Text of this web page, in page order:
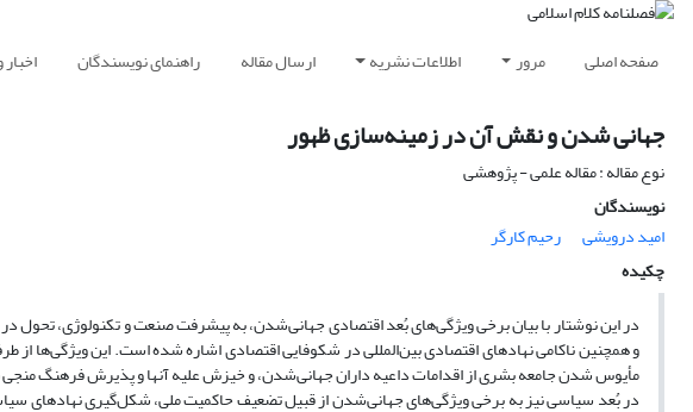
صفحه اصلی مرور اطلاعات نشریه ارسال مقاله راهنمای نویسندگان
جهانی شدن و نقش آن در زمینه‌سازی ظهور
نوع مقاله : مقاله علمی - پژوهشی
نویسندگان
امید درویشی
رحیم کارگر
چکیده
در این نوشتار با بیان برخی ویژگی‌های بُعد اقتصادی جهانی‌شدن، به پیشرفت صنعت و تکنولوژی،
و هم‏چنین ناکامی نهادهای اقتصادی بین‌المللی در شکوفایی اقتصادی اشاره شده است. این ویژگی‌ها
مأیوس شدن جامعه بشری از اقدامات داعیه داران جهانی‌شدن، و خیزش علیه آنها و پذیرش فرهنگ
در بُعد سیاسی نیز به برخی ویژگی‌های جهانی‌شدن از قبیل تضعیف حاکمیت ملی، شکل‌گیری نهادهای